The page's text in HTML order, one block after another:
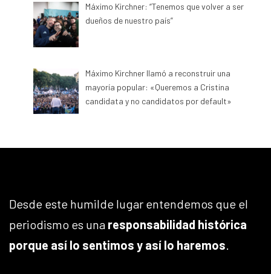
Máximo Kirchner: “Tenemos que volver a ser
dueños de nuestro país”
Máximo Kirchner llamó a reconstruir una
mayoría popular: «Queremos a Cristina
candidata y no candidatos por default»
Desde este humilde lugar entendemos que el
periodismo es una responsabilidad histórica
porque así lo sentimos y así lo haremos.